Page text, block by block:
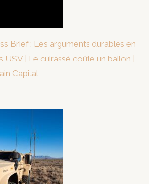
Brief : Les arguments durables en
| Le cuirassé coûte un ballon |
Capital